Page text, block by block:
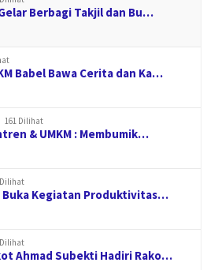
Berbagi Takjil dan Bu…
Babel Bawa Cerita dan Ka…
161 Dilihat
& UMKM : Membumik…
Dilihat
Buka Kegiatan Produktivitas…
Dilihat
Ahmad Subekti Hadiri Rako…